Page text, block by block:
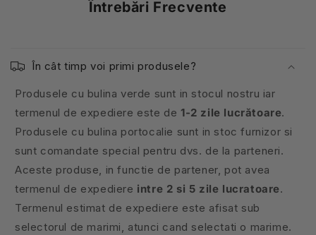
Întrebări Frecvente
În cât timp voi primi produsele?
Produsele cu bulina verde sunt in stocul nostru iar
termenul de expediere este de1-2 zile lucrătoare.
Produsele cu bulina portocalie sunt in stoc furnizor si
sunt comandate special pentru dvs. de la parteneri.
Aceste produse, in functie de partener, pot avea
termenul de expediere intre 2 si 5 zile lucratoare.
Termenul estimat de expediere este afisat sub
selectorul de marimi, atunci cand selectati o marime.